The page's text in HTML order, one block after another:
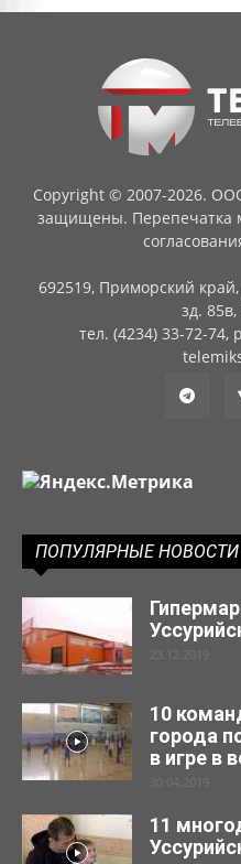
Copyright © 2007-2026.
защищены. Перепечатка
692519, Приморский
зд.
тел. (4234) 33-72-74,
ПОПУЛЯРНЫЕ НОВОСТИ
23.12.2019
10
города
в игре в
30.04.2019
11